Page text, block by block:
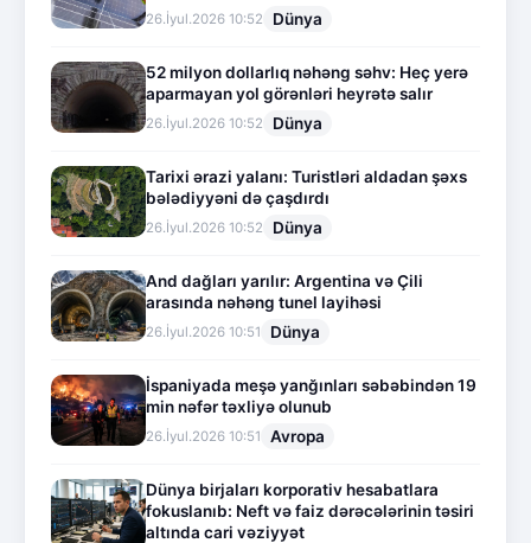
26.İyul.2026 10:52 Dünya
52 milyon dollarlıq nəhəng səhv: Heç yerə
aparmayan yol görənləri heyrətə salır
26.İyul.2026 10:52 Dünya
Tarixi ərazi yalanı: Turistləri aldadan şəxs
bələdiyyəni də çaşdırdı
26.İyul.2026 10:52 Dünya
And dağları yarılır: Argentina və Çili
arasında nəhəng tunel layihəsi
26.İyul.2026 10:51 Dünya
İspaniyada meşə yanğınları səbəbindən 19
min nəfər təxliyə olunub
26.İyul.2026 10:51 Avropa
Dünya birjaları korporativ hesabatlara
fokuslanıb: Neft və faiz dərəcələrinin təsiri
altında cari vəziyyət